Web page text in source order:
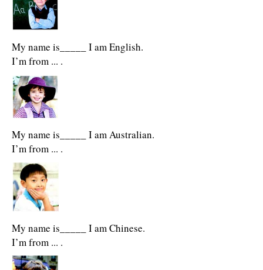
My name is_____ I am English.
I’m from ... .
My name is_____ I am Australian.
I’m from ... .
My name is_____ I am Chinese.
I’m from ... .